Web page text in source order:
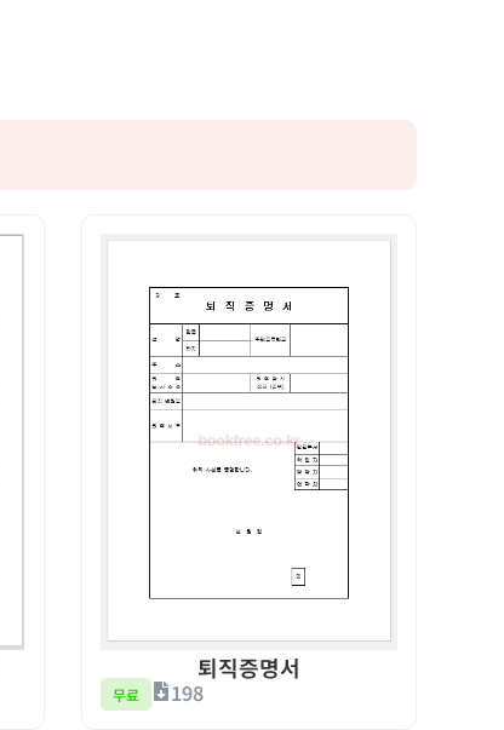
퇴직증명서
무료 198